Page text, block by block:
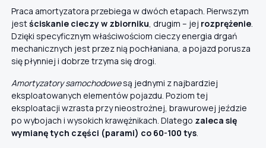
Praca amortyzatora przebiega w dwóch etapach. Pierwszym
jestściskanie cieczy w zbiorniku , drugim – jej rozprężenie
Dzięki specyficznym właściwościom cieczy energia drgań
mechanicznych jest przez nią pochłaniana, a pojazd porusza
się płynniej i dobrze trzyma się drogi.
Amortyzatory samochodowesą jednymi z najbardziej
eksploatowanych elementów pojazdu. Poziom tej
eksploatacji wzrasta przy nieostrożnej, brawurowej jeździe
po wybojach i wysokich krawężnikach. Dlatego zaleca się
wymianę tych części (parami) co 60-100 tys